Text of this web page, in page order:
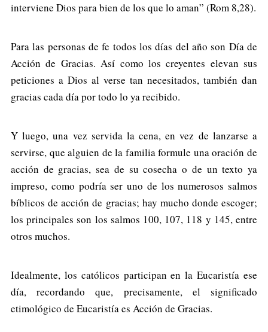
interviene Dios para bien de los que lo aman” (Rom 8,28).
Para las personas de fe todos los días del año son Día de
Acción de Gracias. Así como los creyentes elevan sus
peticiones a Dios al verse tan necesitados, también dan
gracias cada día por todo lo ya recibido.
Y luego, una vez servida la cena, en vez de lanzarse a
servirse, que alguien de la familia formule una oración de
acción de gracias, sea de su cosecha o de un texto ya
impreso, como podría ser uno de los numerosos salmos
bíblicos de acción de gracias; hay mucho donde escoger;
los principales son los salmos 100, 107, 118 y 145, entre
otros muchos.
Idealmente, los católicos participan en la Eucaristía ese
día, recordando que, precisamente, el significado
etimológico de Eucaristía es Acción de Gracias.